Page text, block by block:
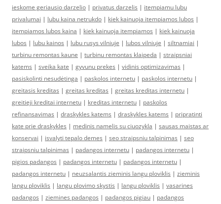
ieskome geriausio darzelio | privatus darzelis | itempiamu lubu
privalumai | lubu kaina netrukdo | kiek kainuoja itempiamos lubos |
itempiamos lubos kaina | kiek kainuoja itempiamos | kiek kainuoja
lubos | lubu kainos | lubu rusys vilniuje | lubos vilniuje | siltnamiai |
turbinu remontas kaune | turbinu remontas klaipeda | straipsniai
katems | sveika kate | gyvunu prekes | vidinis optimizavimas |
pasiskolinti nesudėtinga | paskolos internetu | paskolos internetu |
greitasis kreditas | greitas kreditas | greitas kreditas internetu |
greitieji kreditai internetu | kreditas internetu | paskolos
refinansavimas | draskykles katems | draskykles katems | pripratinti
kate prie draskykles | medinis namelis su ciuozykla | sausas maistas ar
konservai | isvalyti tepalo demes | seo straipsniu talpinimas | seo
straipsniu talpinimas | padangos internetu | padangos internetu |
pigios padangos | padangos internetu | padangos internetu |
padangos internetu | neuzsalantis zieminis langu ploviklis | zieminis
langu ploviklis | langu plovimo skystis | langu ploviklis | vasarines
padangos | ziemines padangos | padangos pigiau | padangos